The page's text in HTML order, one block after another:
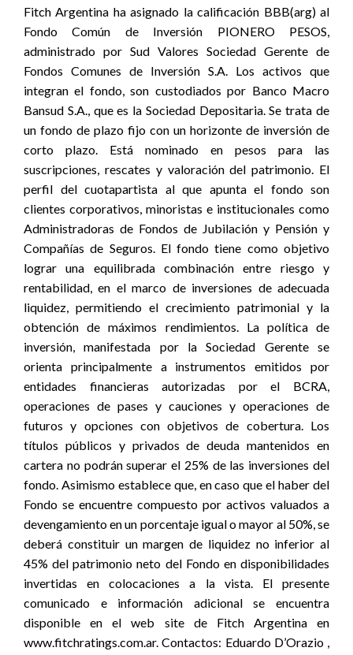
Fitch Argentina ha asignado la calificación BBB(arg) al
Fondo Común de Inversión PIONERO PESOS,
administrado por Sud Valores Sociedad Gerente de
Fondos Comunes de Inversión S.A. Los activos que
integran el fondo, son custodiados por Banco Macro
Bansud S.A., que es la Sociedad Depositaria. Se trata de
un fondo de plazo fijo con un horizonte de inversión de
corto plazo. Está nominado en pesos para las
suscripciones, rescates y valoración del patrimonio. El
perfil del cuotapartista al que apunta el fondo son
clientes corporativos, minoristas e institucionales como
Administradoras de Fondos de Jubilación y Pensión y
Compañías de Seguros. El fondo tiene como objetivo
lograr una equilibrada combinación entre riesgo y
rentabilidad, en el marco de inversiones de adecuada
liquidez, permitiendo el crecimiento patrimonial y la
obtención de máximos rendimientos. La política de
inversión, manifestada por la Sociedad Gerente se
orienta principalmente a instrumentos emitidos por
entidades financieras autorizadas por el BCRA,
operaciones de pases y cauciones y operaciones de
futuros y opciones con objetivos de cobertura. Los
títulos públicos y privados de deuda mantenidos en
cartera no podrán superar el 25% de las inversiones del
fondo. Asimismo establece que, en caso que el haber del
Fondo se encuentre compuesto por activos valuados a
devengamiento en un porcentaje igual o mayor al 50%, se
deberá constituir un margen de liquidez no inferior al
45% del patrimonio neto del Fondo en disponibilidades
invertidas en colocaciones a la vista. El presente
comunicado e información adicional se encuentra
disponible en el web site de Fitch Argentina en
www.fitchratings.com.ar. Contactos: Eduardo D’Orazio ,